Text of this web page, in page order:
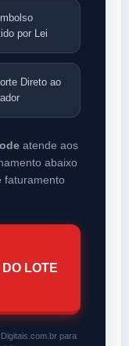
por Lei
Direto ao
atende aos
abaixo
faturamento
LOTE
para